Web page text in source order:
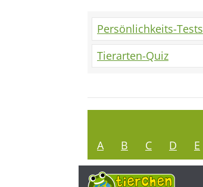
Persönlichkeits-Tests
Tierarten-Quiz
A B C D E